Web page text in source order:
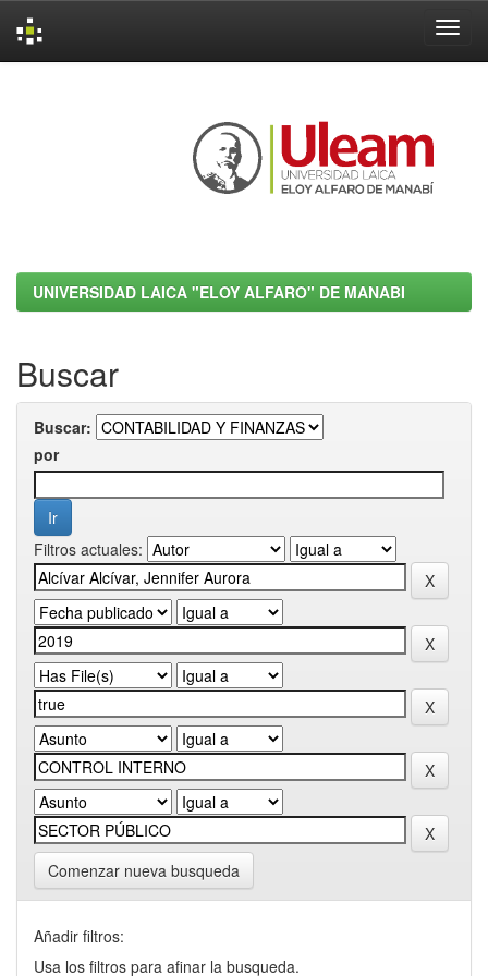
UNIVERSIDAD LAICA "ELOY ALFARO" DE MANABI
Buscar
Buscar:
por
Filtros actuales:
Comenzar nueva busqueda
Añadir filtros:
Usa los filtros para afinar la busqueda.